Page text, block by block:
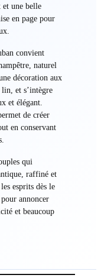
une belle
en page pour
convient
naturel
décoration aux
et s’intègre
et élégant.
de créer
en conservant
qui
raffiné et
esprits dès le
annoncer
et beaucoup